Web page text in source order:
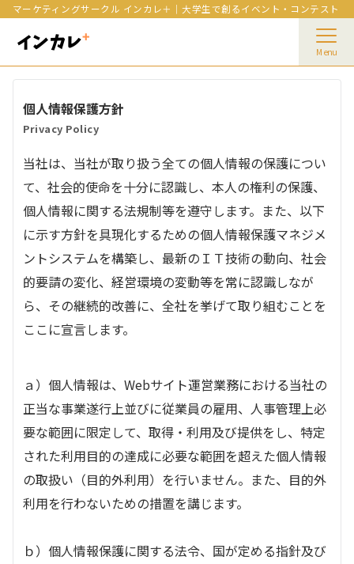
マーケティングサークル インカレ＋｜大学生で創るイベント・コンテスト
Menu
個人情報保護方針
Privacy Policy
当社は、当社が取り扱う全ての個人情報の保護につい
て、社会的使命を十分に認識し、本人の権利の保護、
個人情報に関する法規制等を遵守します。また、以下
に示す方針を具現化するための個人情報保護マネジメ
ントシステムを構築し、最新のＩＴ技術の動向、社会
的要請の変化、経営環境の変動等を常に認識しなが
ら、その継続的改善に、全社を挙げて取り組むことを
ここに宣言します。
ａ）個人情報は、Webサイト運営業務における当社の
正当な事業遂行上並びに従業員の雇用、人事管理上必
要な範囲に限定して、取得・利用及び提供をし、特定
された利用目的の達成に必要な範囲を超えた個人情報
の取扱い（目的外利用）を行いません。また、目的外
利用を行わないための措置を講じます。
ｂ）個人情報保護に関する法令、国が定める指針及び